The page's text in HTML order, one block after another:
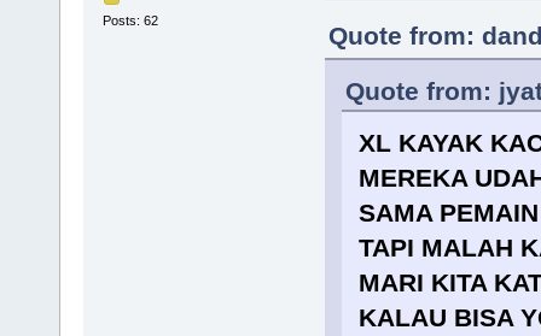
Posts: 62
Quote from:
Quote from:
XL KAYAK
MEREKA
SAMA
TAPI MALAH
MARI KITA
KALAU BISA